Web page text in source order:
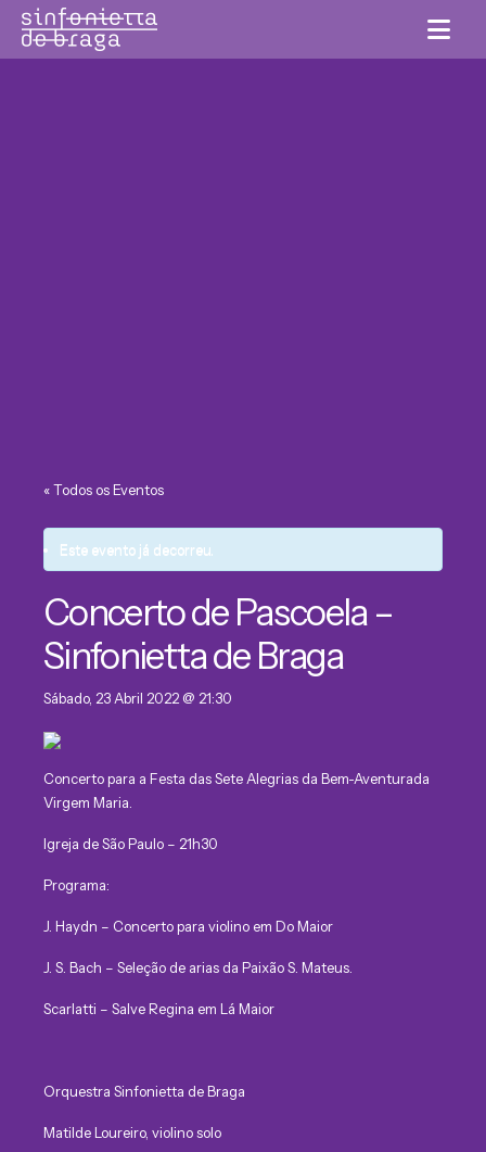
« Todos os Eventos
Este evento já decorreu.
Concerto de Pascoela –
Sinfonietta de Braga
Sábado, 23 Abril 2022 @ 21:30
Concerto para a Festa das Sete Alegrias da Bem-Aventurada
Virgem Maria.
Igreja de São Paulo – 21h30
Programa:
J. Haydn – Concerto para violino em Do Maior
J. S. Bach – Seleção de arias da Paixão S. Mateus.
Scarlatti – Salve Regina em Lá Maior
Orquestra Sinfonietta de Braga
Matilde Loureiro, violino solo